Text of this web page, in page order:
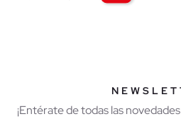
¡Entérate de todas las